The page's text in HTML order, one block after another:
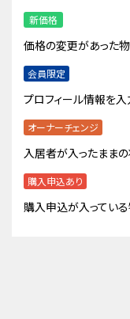
新価格
価格の変更があった物
会員限定
プロフィール情報を
オーナーチェンジ
入居者が入ったままの
購入申込あり
購入申込が入っている